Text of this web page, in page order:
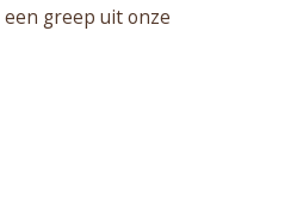
greep uit onze